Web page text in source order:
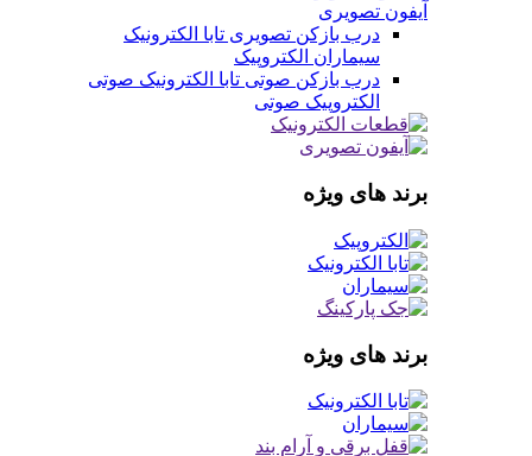
آیفون تصویری
درب بازکن تصویری تابا الکترونیک
سیماران الکتروپیک
درب بازکن صوتی تابا الکترونیک صوتی
الکتروپیک صوتی
برند های ویژه
برند های ویژه